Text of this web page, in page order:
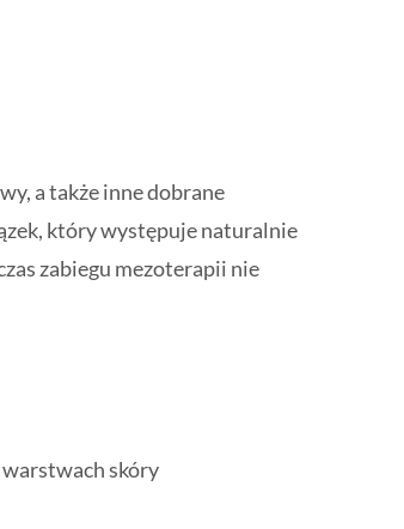
a także inne dobrane
który występuje naturalnie
zabiegu mezoterapii nie
skóry